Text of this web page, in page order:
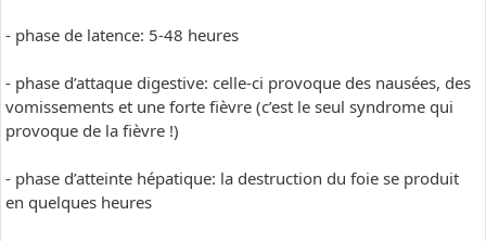
- phase de latence: 5-48 heures
- phase d’attaque digestive: celle-ci provoque des nausées, des
vomissements et une forte fièvre (c’est le seul syndrome qui
provoque de la fièvre !)
- phase d’atteinte hépatique: la destruction du foie se produit
en quelques heures